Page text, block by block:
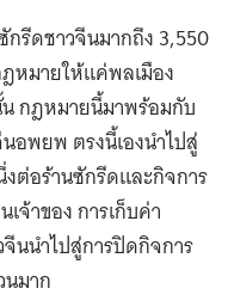
กรีดชาวจีนมากถึง 3,550
หมายให้แค่พลเมือง
น กฎหมายนี้มาพร้อมกับ
อพยพ ตรงนี้เองนำไปสู่
ต่อร้านซักรีดและกิจการ
เจ้าของ การเก็บค่า
จีนนำไปสู่การปิดกิจการ
มาก